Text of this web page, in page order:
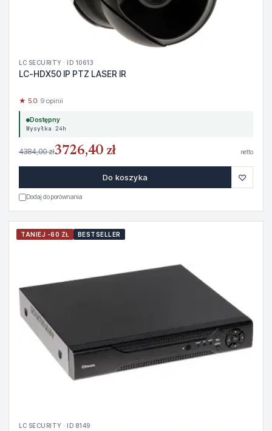
LC SECURITY · ID 10613
LC-HDX50 IP PTZ LASER IR
★ 5.0· 9 opinii
Dostępny
Wysyłka 24h
4384,00 zł3726,40 zł netto
Do koszyka ♡
Dodaj do porównania
TANIEJ -60 ZŁ BESTSELLER
LC SECURITY · ID 8149